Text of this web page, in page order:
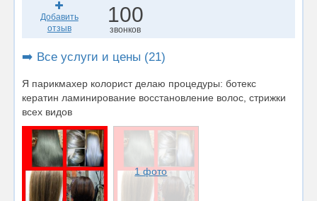
Добавить
отзыв
100
звонков
➡️ Все услуги и цены (21)
Я парикмахер колорист делаю процедуры: ботекс
кератин ламинирование восстановление волос, стрижки
всех видов
1 фото